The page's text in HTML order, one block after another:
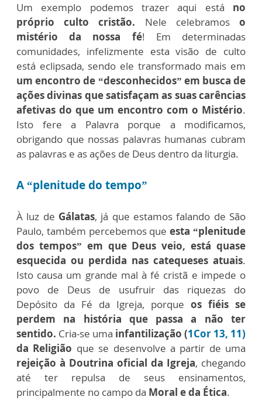
Um exemplo podemos trazer aqui está no
próprio culto cristão. Nele celebramoso
mistério da nossa fé! Em determinadas
comunidades, infelizmente esta visão de culto
está eclipsada, sendo ele transformado mais em
um encontro de “desconhecidos” em busca de
ações divinas que satisfaçam as suas carências
afetivas do que um encontro com o Mistério.
Isto fere a Palavra porque a modificamos,
obrigando que nossas palavras humanas cubram
as palavras e as ações de Deus dentro da liturgia.
A “plenitude do tempo”
À luz de Gálatas, já que estamos falando de São
Paulo, também percebemos queesta “plenitude
dos tempos” em que Deus veio, está quase
esquecida ou perdida nas catequeses atuais.
Isto causa um grande mal à fé cristã e impede o
povo de Deus de usufruir das riquezas do
Depósito da Fé da Igreja, porque os fiéis se
perdem na história que passa a não ter
sentido. Cria-se uma infantilização (1Cor 13, 11)
da Religião que se desenvolve a partir de uma
rejeição à Doutrina oficial da Igreja, chegando
até ter repulsa de seus ensinamentos,
principalmente no campo da Moral e da Ética.